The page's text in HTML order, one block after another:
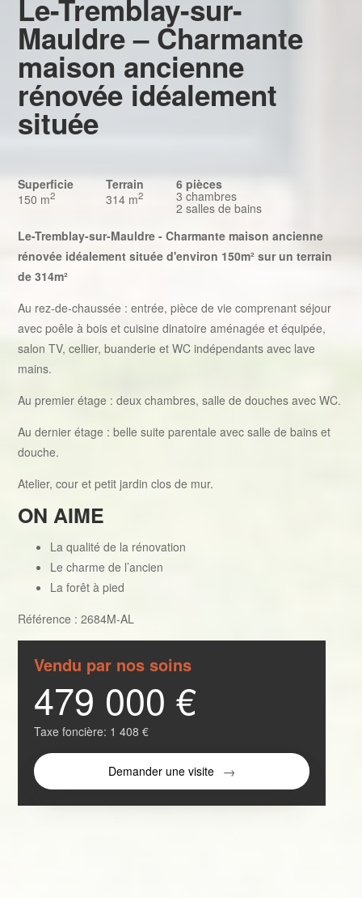
Vendu par nos soins
479 000 €
Taxe foncière: 1 408 €
Demander une visite
Le-Tremblay-sur-
Mauldre – Charmante
maison ancienne
rénovée idéalement
située
Superficie
150 m2
Terrain
314 m2
6 pièces
3 chambres
2 salles de bains
Le-Tremblay-sur-Mauldre - Charmante maison ancienne
rénovée idéalement située d'environ 150m² sur un terrain
de 314m²
Au rez-de-chaussée : entrée, pièce de vie comprenant séjour
avec poêle à bois et cuisine dinatoire aménagée et équipée,
salon TV, cellier, buanderie et WC indépendants avec lave
mains.
Au premier étage : deux chambres, salle de douches avec WC.
Au dernier étage : belle suite parentale avec salle de bains et
douche.
Atelier, cour et petit jardin clos de mur.
ON AIME
La qualité de la rénovation
Le charme de l’ancien
La forêt à pied
Référence : 2684M-AL